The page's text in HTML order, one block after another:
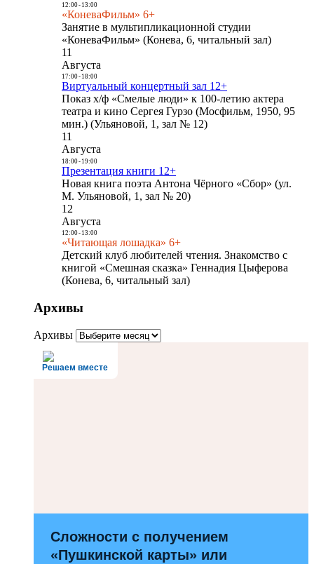
12:00- 13:00
«КоневаФильм» 6+
Занятие в мультипликационной студии
«КоневаФильм» (Конева, 6, читальный зал)
11
Августа
17:00- 18:00
Виртуальный концертный зал 12+
Показ х/ф «Смелые люди» к 100-летию актера
театра и кино Сергея Гурзо (Мосфильм, 1950, 95
мин.) (Ульяновой, 1, зал № 12)
11
Августа
18:00- 19:00
Презентация книги 12+
Новая книга поэта Антона Чёрного «Сбор» (ул.
М. Ульяновой, 1, зал № 20)
12
Августа
12:00- 13:00
«Читающая лошадка» 6+
Детский клуб любителей чтения. Знакомство с
книгой «Смешная сказка» Геннадия Цыферова
(Конева, 6, читальный зал)
Архивы
Архивы
Решаем вместе
Сложности с получением
«Пушкинской карты» или